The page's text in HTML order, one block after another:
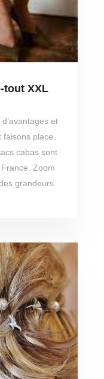
tout XXL
et
faisons place
cabas sont
Zoom
grandeurs